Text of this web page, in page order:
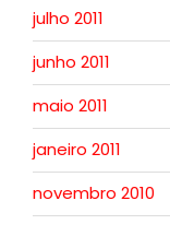
julho 2011
junho 2011
maio 2011
janeiro 2011
novembro 2010